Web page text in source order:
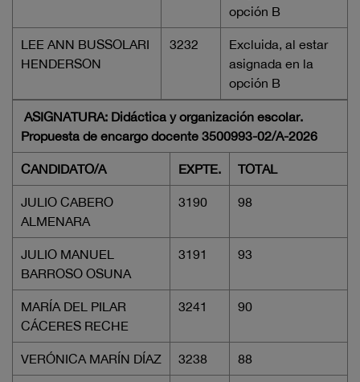
opción B
LEE ANN BUSSOLARI
HENDERSON
3232
Excluida, al estar
asignada en la
opción B
ASIGNATURA: Didáctica y organización escolar.
Propuesta de encargo docente 3500993-02/A-2026
CANDIDATO/A EXPTE. TOTAL
JULIO CABERO
ALMENARA
3190 98
JULIO MANUEL
BARROSO OSUNA
3191 93
MARÍA DEL PILAR
CÁCERES RECHE
3241 90
VERÓNICA MARÍN DÍAZ 3238 88